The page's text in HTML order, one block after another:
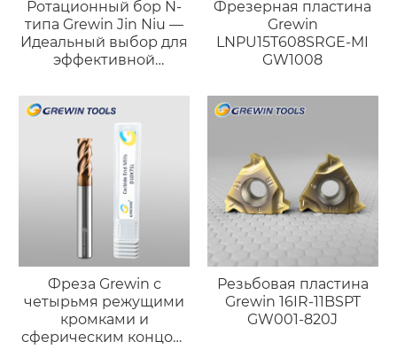
Ротационный бор N-
типа Grewin Jin Niu —
Идеальный выбор для
эффективной
Фрезерная пластина
Grewin
LNPU15T608SRGE-MI
GW1008
Фреза Grewin с
четырьмя режущими
кромками и
сферическим концом,
Резьбовая пластина
Grewin 16IR-11BSPT
GW001-820J